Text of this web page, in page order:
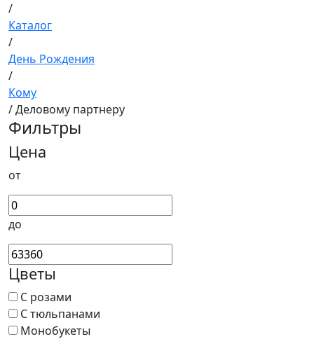
/
Каталог
/
День Рождения
/
Кому
/ Деловому партнеру
Фильтры
Цена
от
до
Цветы
С розами
С тюльпанами
Монобукеты